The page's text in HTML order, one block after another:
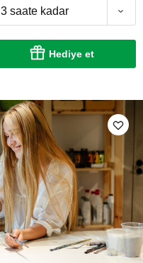
3 saate kadar
Hediye et